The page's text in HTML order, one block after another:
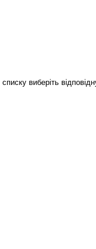
виберіть